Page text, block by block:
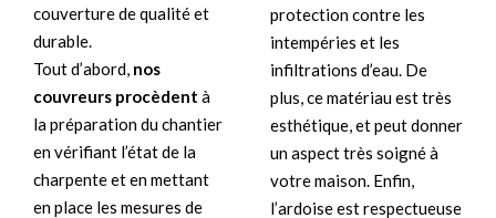
couverture de qualité et
durable.
Tout d’abord, nos
couvreurs procèdent à
la préparation du chantier
en vérifiant l’état de la
charpente et en mettant
en place les mesures de
protection contre les
intempéries et les
infiltrations d’eau. De
plus, ce matériau est très
esthétique, et peut donner
un aspect très soigné à
votre maison. Enfin,
l’ardoise est respectueuse